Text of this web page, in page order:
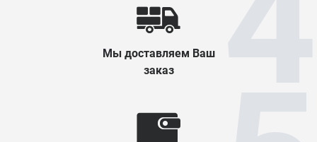
Мы доставляем Ваш
заказ